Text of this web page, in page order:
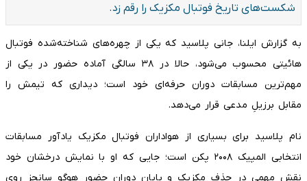
شکست‌های تاریخ فوتبال مکزیک را رقم زد.
به گزارش ایلنا، جانی پلاسید که یکی از چهره‌های شناخته‌شده فوتبال
هائیتی محسوب می‌شود، حالا در ۳۸ سالگی آماده حضور در یکی از
مهم‌ترین مسابقات دوران حرفه‌ای خود است؛ دیداری که تیمش را
مقابل برزیلِ مدعی قرار می‌دهد.
نام پلاسید برای بسیاری از هواداران فوتبال مکزیک یادآور مسابقات
انتخابی المپیک ۲۰۰۸ پکن است؛ جایی که او با نمایش درخشان خود
نقش مهمی در حذف مکزیک و پایان دوران حضور هوگو سانچز روی